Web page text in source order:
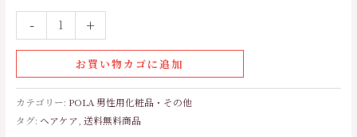
-
付
200
セ
ッ
+
お買い物カゴに追加
カテゴリー: POLA 男性用化粧品・その他
タグ:ヘアケア ,送料無料商品